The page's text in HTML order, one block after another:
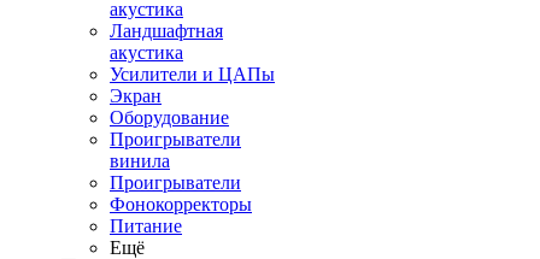
акустика
Ландшафтная
акустика
Усилители и ЦАПы
Экран
Оборудование
Проигрыватели
винила
Проигрыватели
Фонокорректоры
Питание
Ещё